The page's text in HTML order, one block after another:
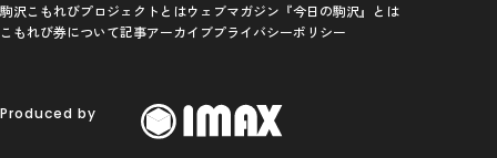
駒沢こもれびプロジェクトとはウェブマガジン『今日の駒沢』とは
こもれび券について記事アーカイブプライバシーポリシー
Produced by